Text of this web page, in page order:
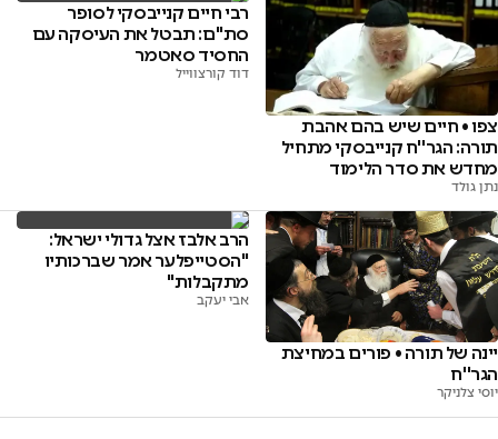
צפו • חיים שיש בהם אהבת
תורה: הגר''ח קנייבסקי מתחיל
מחדש את סדר הלימוד
נתן גולד
רבי חיים קנייבסקי לסופר
סת''ם: תבטל את העיסקה עם
החסיד סאטמר
דוד קורצווייל
יינה של תורה • פורים במחיצת
הגר''ח
יוסי צלניקר
הרב אלבז אצל גדולי ישראל:
''הסטייפלער אמר שברכותיו
מתקבלות''
אבי יעקב